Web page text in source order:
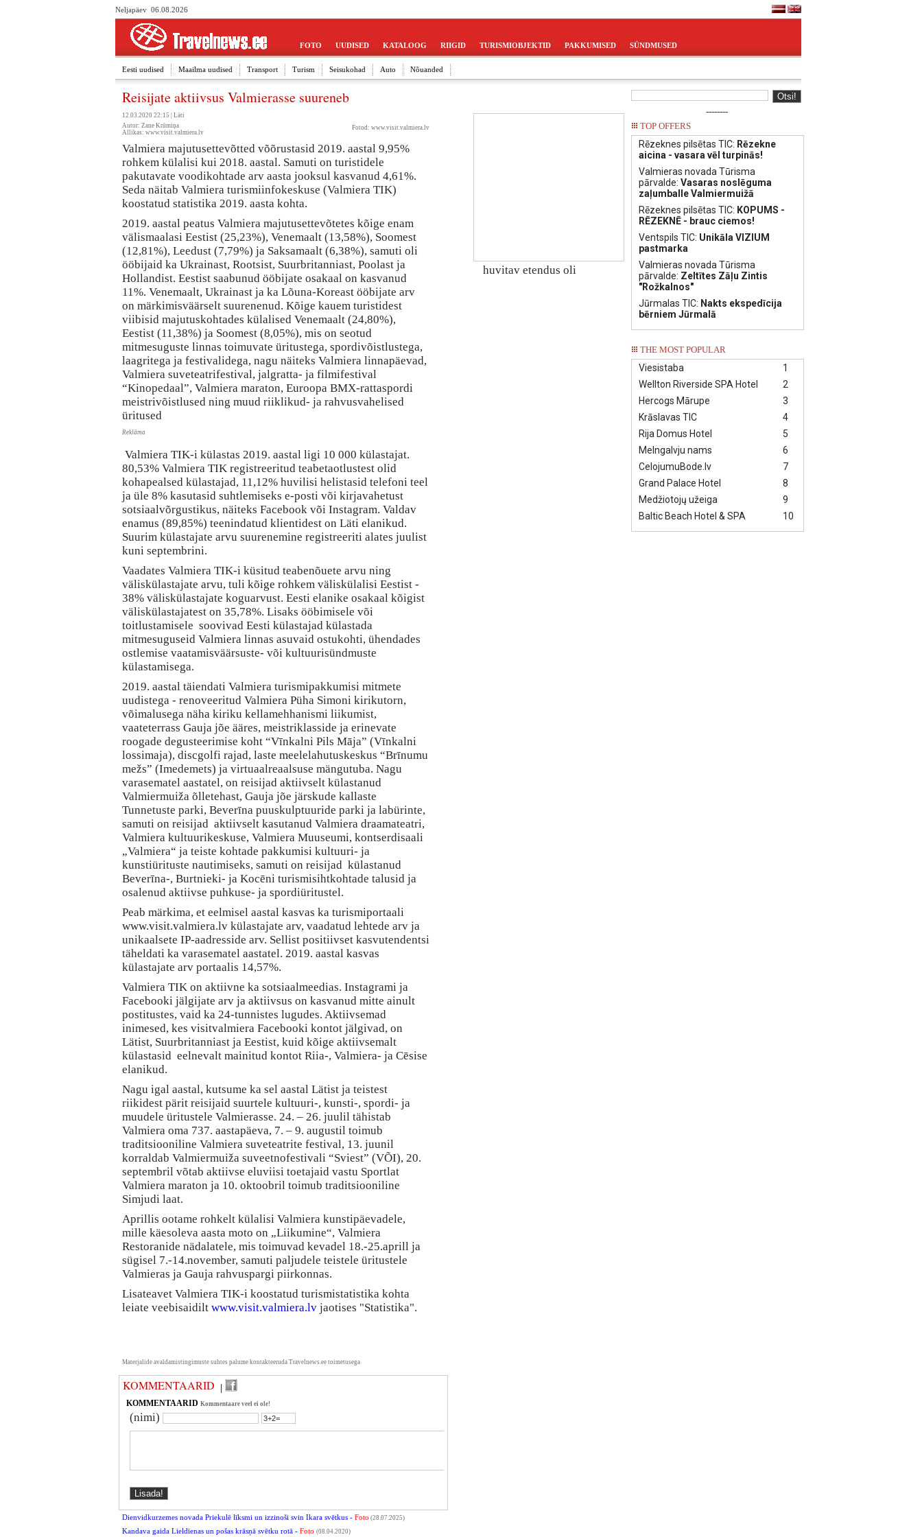
Neljapäev 06.08.2026
FOTO UUDISED KATALOOG RIIGID TURISMIOBJEKTID PAKKUMISED SÜNDMUSED
Eesti uudised Maailma uudised Transport Turism Seisukohad Auto Nõuanded
Reisijate aktiivsus Valmierasse suureneb
12.03.2020 22:15 | Läti
Fotod: www.visit.valmiera.lv
Autor: Zane Krūmiņa
Allikas: www.visit.valmiera.lv
Valmiera majutusettevõtted võõrustasid 2019. aastal 9,95%
rohkem külalisi kui 2018. aastal. Samuti on turistidele
pakutavate voodikohtade arv aasta jooksul kasvanud 4,61%.
Seda näitab Valmiera turismiinfokeskuse (Valmiera TIK)
koostatud statistika 2019. aasta kohta.
2019. aastal peatus Valmiera majutusettevõtetes kõige enam
välismaalasi Eestist (25,23%), Venemaalt (13,58%), Soomest
(12,81%), Leedust (7,79%) ja Saksamaalt (6,38%), samuti oli
ööbijaid ka Ukrainast, Rootsist, Suurbritanniast, Poolast ja
Hollandist. Eestist saabunud ööbijate osakaal on kasvanud
11%. Venemaalt, Ukrainast ja ka Lõuna-Koreast ööbijate arv
on märkimisväärselt suurenenud. Kõige kauem turistidest
viibisid majutuskohtades külalised Venemaalt (24,80%),
Eestist (11,38%) ja Soomest (8,05%), mis on seotud
mitmesuguste linnas toimuvate üritustega, spordivõistlustega,
laagritega ja festivalidega, nagu näiteks Valmiera linnapäevad,
Valmiera suveteatrifestival, jalgratta- ja filmifestival
“Kinopedaal”, Valmiera maraton, Euroopa BMX-rattaspordi
meistrivõistlused ning muud riiklikud- ja rahvusvahelised
üritused
Reklāma
Valmiera TIK-i külastas 2019. aastal ligi 10 000 külastajat.
80,53% Valmiera TIK registreeritud teabetaotlustest olid
kohapealsed külastajad, 11,12% huvilisi helistasid telefoni teel
ja üle 8% kasutasid suhtlemiseks e-posti või kirjavahetust
sotsiaalvõrgustikus, näiteks Facebook või Instagram. Valdav
enamus (89,85%) teenindatud klientidest on Läti elanikud.
Suurim külastajate arvu suurenemine registreeriti alates juulist
kuni septembrini.
Vaadates Valmiera TIK-i küsitud teabenõuete arvu ning
väliskülastajate arvu, tuli kõige rohkem väliskülalisi Eestist -
38% väliskülastajate koguarvust. Eesti elanike osakaal kõigist
väliskülastajatest on 35,78%. Lisaks ööbimisele või
toitlustamisele soovivad Eesti külastajad külastada
mitmesuguseid Valmiera linnas asuvaid ostukohti, ühendades
ostlemise vaatamisväärsuste- või kultuurisündmuste
külastamisega.
2019. aastal täiendati Valmiera turismipakkumisi mitmete
uudistega - renoveeritud Valmiera Püha Simoni kirikutorn,
võimalusega näha kiriku kellamehhanismi liikumist,
vaateterrass Gauja jõe ääres, meistriklasside ja erinevate
roogade degusteerimise koht “Vīnkalni Pils Māja” (Vīnkalni
lossimaja), discgolfi rajad, laste meelelahutuskeskus “Brīnumu
mežs” (Imedemets) ja virtuaalreaalsuse mängutuba. Nagu
varasematel aastatel, on reisijad aktiivselt külastanud
Valmiermuiža õlletehast, Gauja jõe järskude kallaste
Tunnetuste parki, Beverīna puuskulptuuride parki ja labürinte,
samuti on reisijad aktiivselt kasutanud Valmiera draamateatri,
Valmiera kultuurikeskuse, Valmiera Muuseumi, kontserdisaali
„Valmiera“ ja teiste kohtade pakkumisi kultuuri- ja
kunstiürituste nautimiseks, samuti on reisijad külastanud
Beverīna-, Burtnieki- ja Kocēni turismisihtkohtade talusid ja
osalenud aktiivse puhkuse- ja spordiüritustel.
Peab märkima, et eelmisel aastal kasvas ka turismiportaali
www.visit.valmiera.lv külastajate arv, vaadatud lehtede arv ja
unikaalsete IP-aadresside arv. Sellist positiivset kasvutendentsi
täheldati ka varasematel aastatel. 2019. aastal kasvas
külastajate arv portaalis 14,57%.
Valmiera TIK on aktiivne ka sotsiaalmeedias. Instagrami ja
Facebooki jälgijate arv ja aktiivsus on kasvanud mitte ainult
postitustes, vaid ka 24-tunnistes lugudes. Aktiivsemad
inimesed, kes visitvalmiera Facebooki kontot jälgivad, on
Lätist, Suurbritanniast ja Eestist, kuid kõige aktiivsemalt
külastasid eelnevalt mainitud kontot Riia-, Valmiera- ja Cēsise
elanikud.
Nagu igal aastal, kutsume ka sel aastal Lätist ja teistest
riikidest pärit reisijaid suurtele kultuuri-, kunsti-, spordi- ja
muudele üritustele Valmierasse. 24. – 26. juulil tähistab
Valmiera oma 737. aastapäeva, 7. – 9. augustil toimub
traditsiooniline Valmiera suveteatrite festival, 13. juunil
korraldab Valmiermuiža suveetnofestivali “Sviest” (VÕI), 20.
septembril võtab aktiivse eluviisi toetajaid vastu Sportlat
Valmiera maraton ja 10. oktoobril toimub traditsiooniline
Simjudi laat.
Aprillis ootame rohkelt külalisi Valmiera kunstipäevadele,
mille käesoleva aasta moto on „Liikumine“, Valmiera
Restoranide nädalatele, mis toimuvad kevadel 18.-25.aprill ja
sügisel 7.-14.november, samuti paljudele teistele üritustele
Valmieras ja Gauja rahvuspargi piirkonnas.
Lisateavet Valmiera TIK-i koostatud turismistatistika kohta
leiate veebisaidilt www.visit.valmiera.lv jaotises "Statistika".
Materjalide avaldamistingimuste suhtes palume kontakteeruda Travelnews.ee toimetusega
KOMMENTAARID |
KOMMENTAARID Kommentaare veel ei ole!
(nimi)
Dienvidkurzemes novada Priekulē līksmi un izzinoši svin Ikara svētkus - Foto (28.07.2025)
Kandava gaida Lieldienas un pošas krāsņā svētku rotā - Foto (08.04.2020)
huvitav etendus oli
--------
TOP OFFERS
Rēzeknes pilsētas TIC: Rēzekne
aicina - vasara vēl turpinās!
Valmieras novada Tūrisma
pārvalde: Vasaras noslēguma
zaļumballe Valmiermuižā
Rēzeknes pilsētas TIC: KOPUMS -
RĒZEKNĒ - brauc ciemos!
Ventspils TIC: Unikāla VIZIUM
pastmarka
Valmieras novada Tūrisma
pārvalde: Zeltītes Zāļu Zintis
"Rožkalnos"
Jūrmalas TIC: Nakts ekspedīcija
bērniem Jūrmalā
THE MOST POPULAR
1
Viesistaba
2
Wellton Riverside SPA Hotel
3
Hercogs Mārupe
4
Krāslavas TIC
5
Rija Domus Hotel
6
Melngalvju nams
7
CelojumuBode.lv
8
Grand Palace Hotel
9
Medžiotojų užeiga
10
Baltic Beach Hotel & SPA